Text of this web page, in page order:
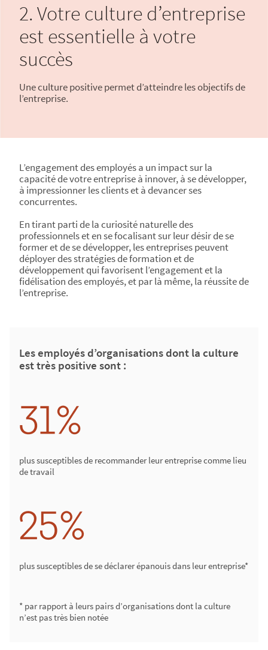
2. Votre culture d’entreprise
est essentielle à votre
succès
Une culture positive permet d’atteindre les objectifs de
l’entreprise.
L’engagement des employés a un impact sur la
capacité de votre entreprise à innover, à se développer,
à impressionner les clients et à devancer ses
concurrentes.
En tirant parti de la curiosité naturelle des
professionnels et en se focalisant sur leur désir de se
former et de se développer, les entreprises peuvent
déployer des stratégies de formation et de
développement qui favorisent l’engagement et la
fidélisation des employés, et par là même, la réussite de
l’entreprise.
Les employés d’organisations dont la culture
est très positive sont :
plus susceptibles de recommander leur entreprise comme lieu
de travail
plus susceptibles de se déclarer épanouis dans leur entreprise*
* par rapport à leurs pairs d’organisations dont la culture
n’est pas très bien notée